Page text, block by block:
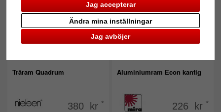
Jag accepterar
Jag avböjer
Ändra mina inställningar
Träram Quadrum
380 kr *
Aluminiumram Econ kantig
226 kr *